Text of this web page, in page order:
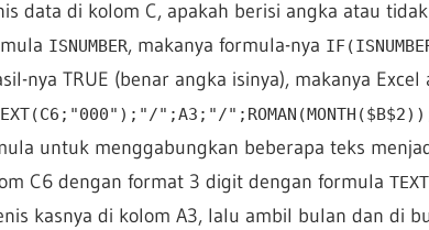
data di kolom C, apakah berisi angka atau
ISNUMBER, makanya formula-nya
nya TRUE (benar angka isinya), makanya
";A3;"/
untuk menggabungkan beberapa teks
C6 dengan format 3 digit dengan formula
kasnya di kolom A3, lalu ambil bulan dan di